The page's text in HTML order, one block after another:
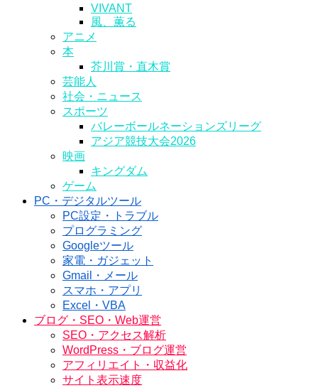
VIVANT
風、薫る
アニメ
本
芥川賞・直木賞
芸能人
社会・ニュース
スポーツ
バレーボールネーションズリーグ
アジア競技大会2026
映画
キングダム
ゲーム
PC・デジタルツール
PC設定・トラブル
プログラミング
Googleツール
家電・ガジェット
Gmail・メール
スマホ・アプリ
Excel・VBA
ブログ・SEO・Web運営
SEO・アクセス解析
WordPress・ブログ運営
アフィリエイト・収益化
サイト表示速度